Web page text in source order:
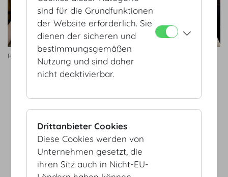
Rudolfina Redoute
Impressum
Sitemap
(c) 2026 Hofburg Vienna, Heldenplatz, 1010 Wien
Cookie Einstellungen
sind für die Grundfunktionen
der Website erforderlich. Sie
dienen der sicheren und
bestimmungsgemäßen
Nutzung und sind daher
nicht deaktivierbar.
Drittanbieter Cookies
Diese Cookies werden von
Unternehmen gesetzt, die
ihren Sitz auch in Nicht-EU-